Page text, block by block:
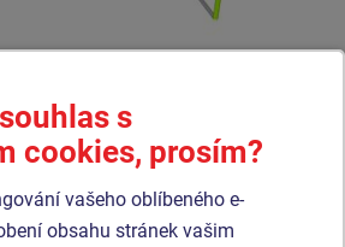
Cena na dotaz
celokovová, průměr hnízda 1 m, výška
čtyři barevné varianty konstrukce -
limetková.
s
cookies, prosím?
vašeho oblíbeného e-
obsahu stránek vašim